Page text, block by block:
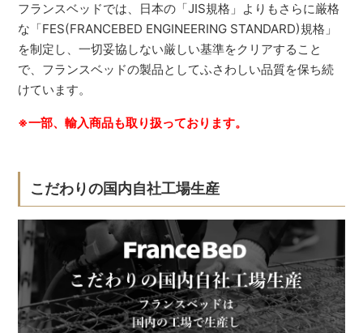
フランスベッドでは、日本の「JIS規格」よりもさらに厳格
な「FES(FRANCEBED ENGINEERING STANDARD)規格」
を制定し、一切妥協しない厳しい基準をクリアすること
で、フランスベッドの製品としてふさわしい品質を保ち続
けています。
※一部、輸入商品も取り扱っております。
こだわりの国内自社工場生産